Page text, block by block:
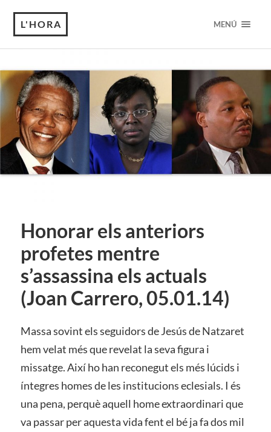
L'HORA MENÚ
Honorar els anteriors
profetes mentre
s’assassina els actuals
(Joan Carrero, 05.01.14)
Massa sovint els seguidors de Jesús de Natzaret
hem velat més que revelat la seva figura i
missatge. Així ho han reconegut els més lúcids i
íntegres homes de les institucions eclesials. I és
una pena, perquè aquell home extraordinari que
va passar per aquesta vida fent el bé ja fa dos mil